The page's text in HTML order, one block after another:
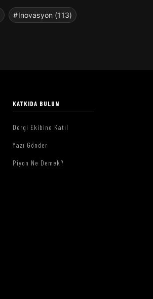
#Inovasyon (113)
KATKIDA BULUN
Dergi Ekibine Katıl
Yazı Gönder
Piyon Ne Demek?